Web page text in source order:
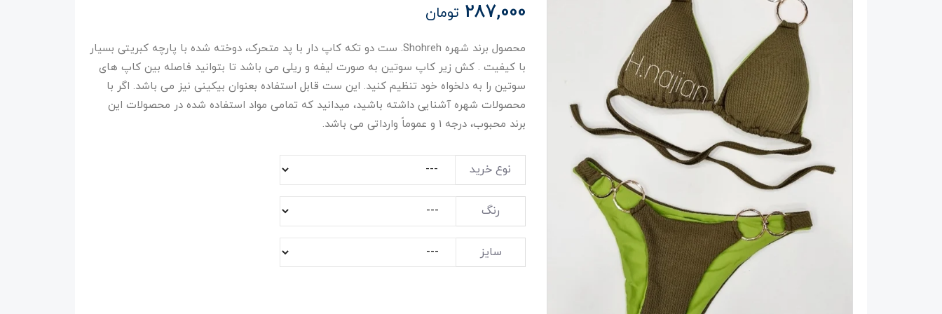
287,000 تومان
​​​​محصول برند شهره Shohreh. ست دو تکه کاپ دار با پد متحرک، دوخته شده با پارچه کبریتی بسیار
با کیفیت . کش زیر کاپ سوتین به صورت لیفه و ریلی می باشد تا بتوانید فاصله بین کاپ های
سوتین را به دلخواه خود تنظیم کنید. این ست قابل استفاده بعنوان بیکینی نیز می باشد. اگر با
محصولات شهره آشنایی داشته باشید، میدانید که تمامی مواد استفاده شده در محصولات این
برند محبوب، درجه 1 و عموماً وارداتی می باشد.
نوع خرید
رنگ
سایز